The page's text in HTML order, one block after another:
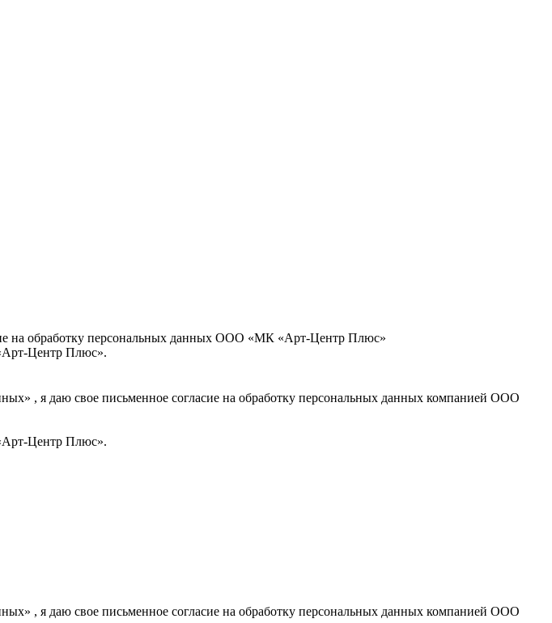
на обработку персональных данных ООО «МК «Арт-Центр Плюс»
Центр Плюс».
, я даю свое письменное согласие на обработку персональных данных компанией ООО
Центр Плюс».
, я даю свое письменное согласие на обработку персональных данных компанией ООО